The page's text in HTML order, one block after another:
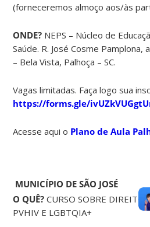
(forneceremos almoço aos/às
ONDE? NEPS – Núcleo de
Saúde. R. José Cosme Pamplona,
– Bela Vista, Palhoça – SC.
Vagas limitadas. Faça logo sua
https://forms.gle/
Acesse aqui o Plano de Aula
MUNICÍPIO DE SÃO JOSÉ
O QUÊ? CURSO SOBRE
PVHIV E LGBTQIA+